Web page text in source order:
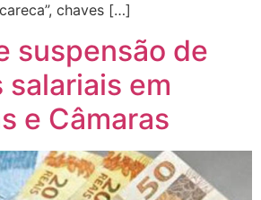
chaves […]
suspensão de
em
e Câmaras